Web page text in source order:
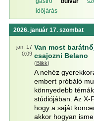
időjárás
2026. január 17. szombat
jan. 17
0:09
Van most
csajozni Belano
(Blikk)
A nehéz
embert próbáló
könnyedebb
stúdiójában. Az X-
hogy a saját
akkor hogyan